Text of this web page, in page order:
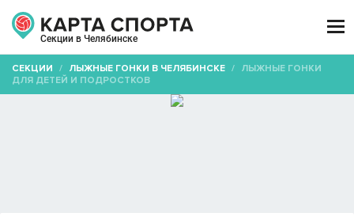
Секции в Челябинске

СЕКЦИИ / ЛЫЖНЫЕ ГОНКИ В ЧЕЛЯБИНСКЕ / ЛЫЖНЫЕ ГОНКИ
ДЛЯ ДЕТЕЙ И ПОДРОСТКОВ